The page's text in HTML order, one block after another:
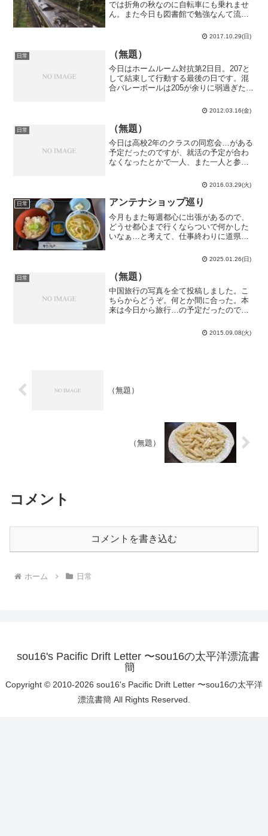
では折角の秋なのに自転車にも乗れませ
ん。また今日も図書館で勉強なんて流石
駅へ。13:18発JR常磐線特別快速土浦行き
に乗車。最初に来たのが特別快速だった
のでそのまま乗...
2017.10.29(日)
日常 （無題）
今日はホームルーム対抗第2日目。207と
して結束して行動する最後の日です。混
合バレーボールは205が余りに弱過ぎた為
202、207、208が三つ巴の状態に。どう
して順位決定の基準が総得失点差じゃな
くて総得...
2012.03.16(金)
日常 （無題）
今日は高校2年のクラスの同窓会…がある
予定だったのですが、就活の予定が合わ
なくなったとかで一人、また一人と参加
が減ったのでお流れという事になってし
まいました。残念…まあ、皆この時期は
就活で予定が付かない...
2016.03.29(火)
日常 アンテナショップ巡り
今月もまた毎週都心に出張があるので、
どうせ都心まで行くならついで何かした
いなぁ…と考えて、仕事終わりに道県の
丁度スタンプラリーをやっていたので、
今日はそれにつられて仕事では行かない
新橋周辺のアンテナショッ...
2025.01.26(日)
日常 （無題）
中国旅行の写真を全て投稿しました。こ
ちらからどうぞ。何とか間に合った。本
来は今日から旅行…の予定だったのです
した。…と今度は、台風18号が真っ直ぐ
愛知目掛けてやって来るではありません
2015.09.08(火)
（無題）
（無題）
コメント
コメントを書き込む
ホーム 日常
sou16's Pacific Drift Letter 〜sou16の太平洋漂流書
簡
Copyright © 2010-2026 sou16's Pacific Drift Letter 〜sou16の太平洋
漂流書簡 All Rights Reserved.